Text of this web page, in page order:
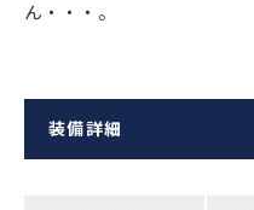
ん・・・。
装備詳細